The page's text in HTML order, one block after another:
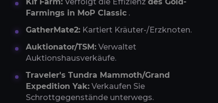
Kif Farm: Verfolgt die Effizienz des Gold-
Farmings in MoP Classic .
GatherMate2: Kartiert Kräuter-/Erzknoten.
Auktionator/TSM: Verwaltet
Auktionshausverkäufe.
Traveler's Tundra Mammoth/Grand
Expedition Yak: Verkaufen Sie
Schrottgegenstände unterwegs.